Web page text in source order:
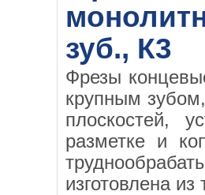
зуб., К3
Фрезы
крупным
плоскостей,
разметке и
изготовлена из